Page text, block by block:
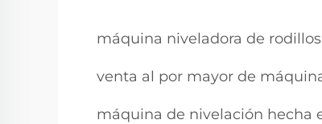
máquina niveladora de rodillos
venta al por mayor de
máquina de nivelación hecha